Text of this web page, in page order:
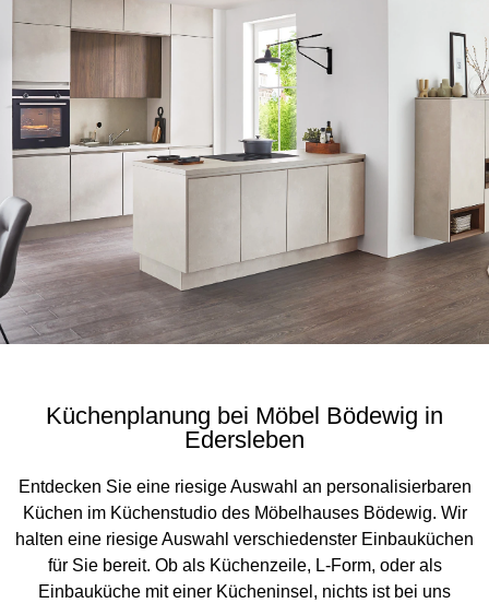
Küchenplanung bei Möbel Bödewig in
Edersleben
Entdecken Sie eine riesige Auswahl an personalisierbaren
Küchen im Küchenstudio des Möbelhauses Bödewig. Wir
halten eine riesige Auswahl verschiedenster Einbauküchen
für Sie bereit. Ob als Küchenzeile, L-Form, oder als
Einbauküche mit einer Kücheninsel, nichts ist bei uns